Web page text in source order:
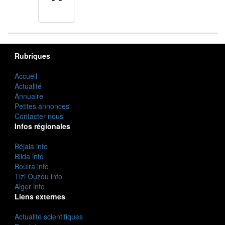
Rubriques
Accueil
Actualité
Annuaire
Petites annonces
Contacter nous
Infos régionales
Béjaia info
Blida info
Bouira info
Tizi Ouzou info
Alger info
Liens externes
Actualité scientifiques